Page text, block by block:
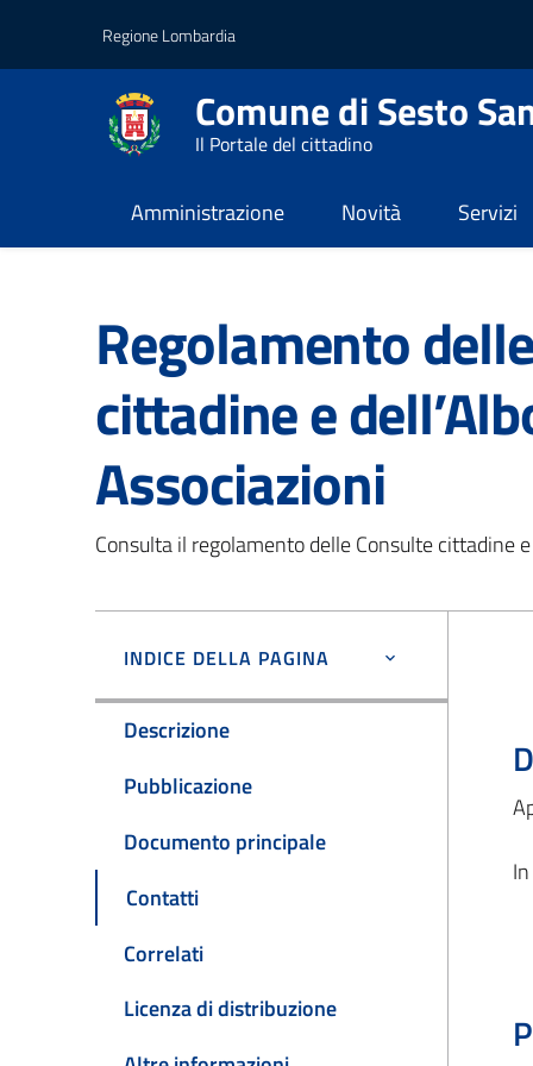
Vai al contenuto principale
Vai al footerRegione Lombardia
Comune di Sesto
Il Portale del cittadino
Amministrazione Novità Servizi
Amministrazione / Documenti e dati
Regolamento
cittadine e
Associazioni
Consulta il regolamento delle Consulte cittadine
INDICE DELLA PAGINA
Descrizione
Pubblicazione
Documento principale
Contatti
Correlati
Licenza di distribuzione